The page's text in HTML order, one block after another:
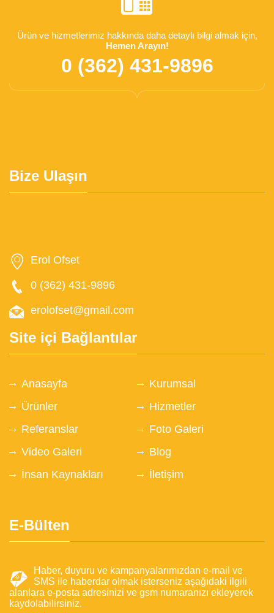
Ürün ve hizmetlerimiz hakkında daha detaylı bilgi almak için,
Hemen Arayın!
0 (362) 431-9896
Bize Ulaşın
Erol Ofset
0 (362) 431-9896
erolofset@gmail.com
Site içi Bağlantılar
Anasayfa
Kurumsal
Ürünler
Hizmetler
Referanslar
Foto Galeri
Video Galeri
Blog
İnsan Kaynakları
İletişim
E-Bülten
Haber, duyuru ve kampanyalarımızdan e-mail ve
SMS ile haberdar olmak isterseniz aşağıdaki ilgili
alanlara e-posta adresinizi ve gsm numaranızı ekleyerek
kaydolabilirsiniz.